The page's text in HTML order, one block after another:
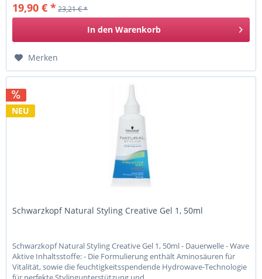
19,90 € *23,21 € *
In den Warenkorb
Merken
NEU
Schwarzkopf Natural Styling Creative Gel 1, 50ml
Schwarzkopf Natural Styling Creative Gel 1, 50ml - Dauerwelle - Wave
Aktive Inhaltsstoffe: - Die Formulierung enthält Aminosäuren für
Vitalität, sowie die feuchtigkeitsspendende Hydrowave-Technologie